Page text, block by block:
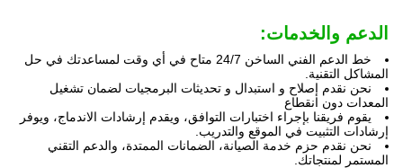
الدعم والخدمات:
خط الدعم الفني الساخن 24/7 متاح في أي وقت لمساعدتك في حل
المشاكل التقنية.
نحن نقدم إصلاح و استبدال و تحديثات البرمجيات لضمان تشغيل
المعدات دون انقطاع
يقوم فريقنا بإجراء اختبارات التوافق، ويقدم إرشادات الاندماج، ويوفر
إرشادات التثبيت في الموقع والتدريب.
نحن نقدم حزم خدمة الصيانة، الضمانات الممتدة، والدعم التقني
المستمر لمنتجاتك.